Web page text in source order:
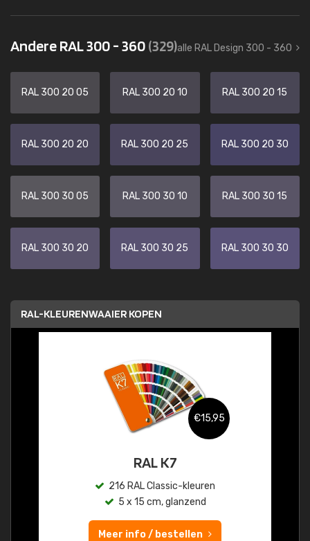
Andere RAL 300 - 360(329)alle RAL Design 300 - 360
RAL 300 20 05 RAL 300 20 10 RAL 300 20 15
RAL 300 20 20 RAL 300 20 25 RAL 300 20 30
RAL 300 30 05 RAL 300 30 10 RAL 300 30 15
RAL 300 30 20 RAL 300 30 25 RAL 300 30 30
RAL-KLEURENWAAIER KOPEN
€15,95
RAL K7
216 RAL Classic-kleuren
5 x 15 cm, glanzend
Meer info / bestellen